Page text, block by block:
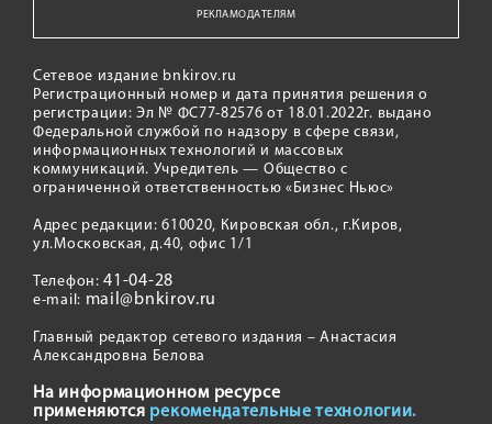
РЕКЛАМОДАТЕЛЯМ
Сетевое издание bnkirov.ru
Регистрационный номер и дата принятия решения о
регистрации: Эл № ФС77-82576 от 18.01.2022г. выдано
Федеральной службой по надзору в сфере связи,
информационных технологий и массовых
коммуникаций. Учредитель — Общество с
ограниченной ответственностью «Бизнес Ньюс»
Адрес редакции: 610020, Кировская обл., г.Киров,
ул.Московская, д.40, офис 1/1
Телефон:41-04-28
e-mail: mail@bnkirov.ru
Главный редактор сетевого издания – Анастасия
Александровна Белова
На информационном ресурсе
применяются рекомендательные технологии.